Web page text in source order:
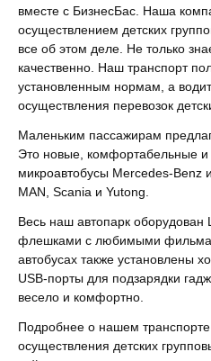
вместе с БизнесБас. Наша
осуществлением детских
все об этом деле. Не только
качественно. Наш транспорт
установленным нормам, а
осуществления перевозок
Маленьким пассажирам
Это новые, комфортабельные
микроавтобусы Mercedes-Benz
MAN, Scania и Yutong.
Весь наш автопарк оборудован
флешками с любимыми
автобусах также установлены
USB-порты для подзарядки
весело и комфортно.
Подробнее о нашем
осуществления детских